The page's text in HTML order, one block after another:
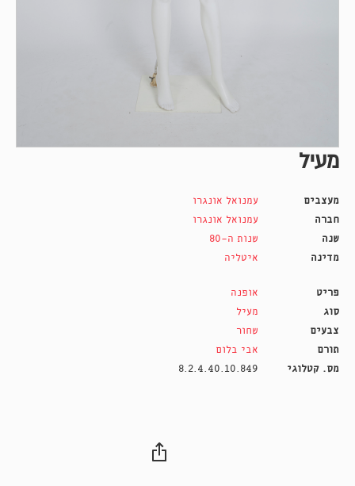
מעיל
מעצבים
עמנואל אונגרו
חברה
עמנואל אונגרו
שנה
שנות ה-80
מדינה
איטליה
פריט
אופנה
סוג
מעיל
צבעים
שחור
תורם
אבי בלום
מס. קטלוגי
8.2.4.40.10.849